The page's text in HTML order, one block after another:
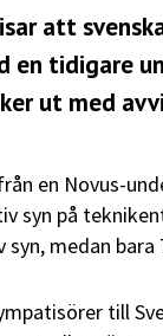
att
tidigare
ut med
en Novus-
syn på
medan
till